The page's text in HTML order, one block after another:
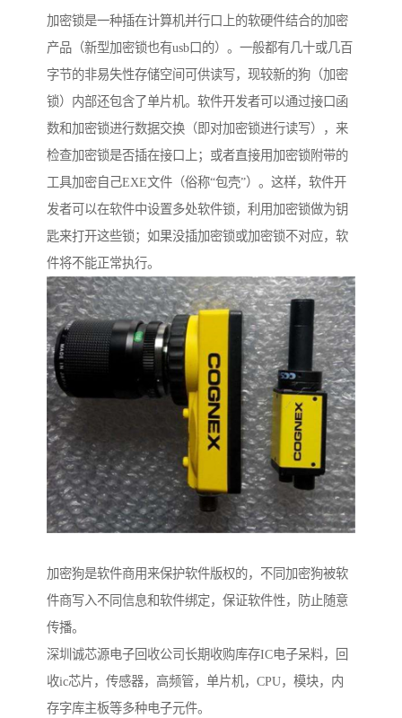
加密锁是一种插在计算机并行口上的软硬件结合的加密
产品（新型加密锁也有usb口的）。一般都有几十或几百
字节的非易失性存储空间可供读写，现较新的狗（加密
锁）内部还包含了单片机。软件开发者可以通过接口函
数和加密锁进行数据交换（即对加密锁进行读写），来
检查加密锁是否插在接口上；或者直接用加密锁附带的
工具加密自己EXE文件（俗称“包壳”）。这样，软件开
发者可以在软件中设置多处软件锁，利用加密锁做为钥
匙来打开这些锁；如果没插加密锁或加密锁不对应，软
件将不能正常执行。
加密狗是软件商用来保护软件版权的，不同加密狗被软
件商写入不同信息和软件绑定，保证软件性，防止随意
传播。
深圳诚芯源电子回收公司长期收购库存IC电子呆料，回
收ic芯片，传感器，高频管，单片机，CPU，模块，内
存字库主板等多种电子元件。